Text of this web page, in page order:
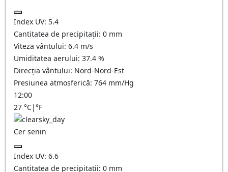
Index UV: 5.4
Cantitatea de precipitații: 0 mm
Viteza vântului: 6.4 m/s
Umiditatea aerului: 37.4 %
Direcția vântului: Nord-Nord-Est
Presiunea atmosferică: 764 mm/Hg
12:00
27 °C|°F
Cer senin
Index UV: 6.6
Cantitatea de precipitații: 0 mm